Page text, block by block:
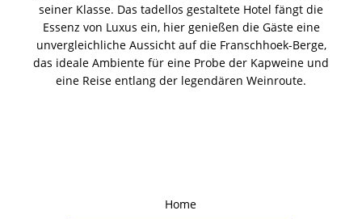
seiner Klasse. Das tadellos gestaltete Hotel fängt die
Essenz von Luxus ein, hier genießen die Gäste eine
unvergleichliche Aussicht auf die Franschhoek-Berge,
das ideale Ambiente für eine Probe der Kapweine und
eine Reise entlang der legendären Weinroute.
Home